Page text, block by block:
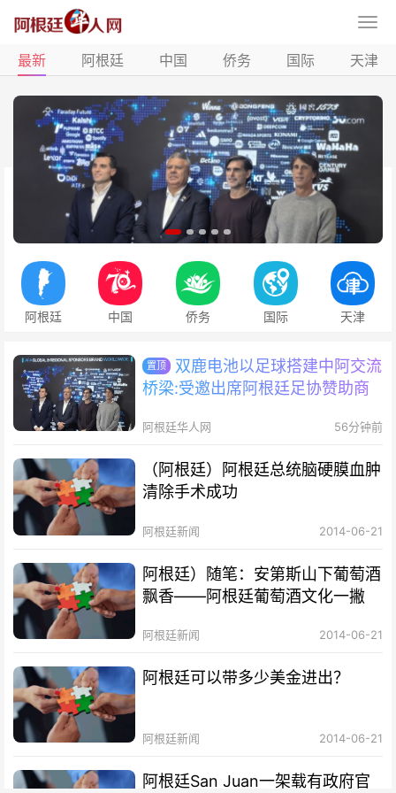
最新 阿根廷 中国 侨务 国际 天津
阿根廷 中国 侨务 国际 天津
置顶
双鹿电池以足球搭建中阿交流
桥梁:受邀出席阿根廷足协赞助商
阿根廷华人网 56分钟前
（阿根廷）阿根廷总统脑硬膜血肿
清除手术成功
阿根廷新闻 2014-06-21
阿根廷）随笔：安第斯山下葡萄酒
飘香——阿根廷葡萄酒文化一撇
阿根廷新闻 2014-06-21
阿根廷可以带多少美金进出？
阿根廷新闻 2014-06-21
阿根廷San Juan一架载有政府官